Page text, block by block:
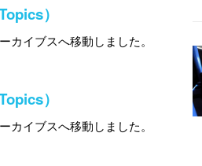
）
カイブスへ移動しました。
）
カイブスへ移動しました。